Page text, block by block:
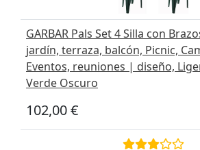
GARBAR Pals Set 4 Silla con
jardín, terraza, balcón, Picnic,
Eventos, reuniones | diseño,
Verde Oscuro
102,00 €